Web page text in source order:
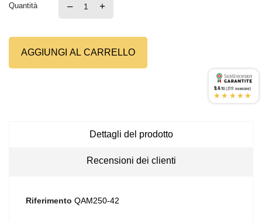
Quantità – +
AGGIUNGI AL CARRELLO
Dettagli del prodotto
Recensioni dei clienti
Riferimento QAM250-42
9.4/10 (2717 recensioni)
★★★★★